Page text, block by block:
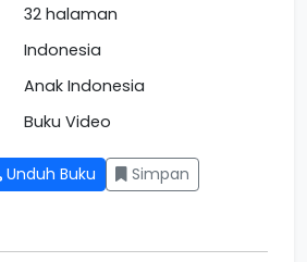
32 halaman
Indonesia
Anak Indonesia
Buku Video
Unduh Buku
Simpan